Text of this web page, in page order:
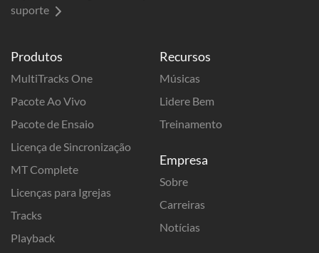
Produtos
MultiTracks One
Pacote Ao Vivo
Pacote de Ensaio
Licença de Sincronização
MT Complete
Licenças para Igrejas
Tracks
Playback
Recursos
Músicas
Lidere Bem
Treinamento
Empresa
Sobre
Carreiras
Notícias
suporte